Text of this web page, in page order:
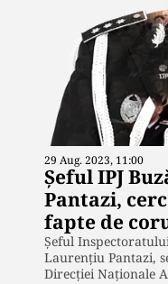
29 Aug. 2023, 11:00
Șeful IPJ
Pantazi,
fapte de
Șeful
Laurențiu Pantazi,
Direcției Naționale